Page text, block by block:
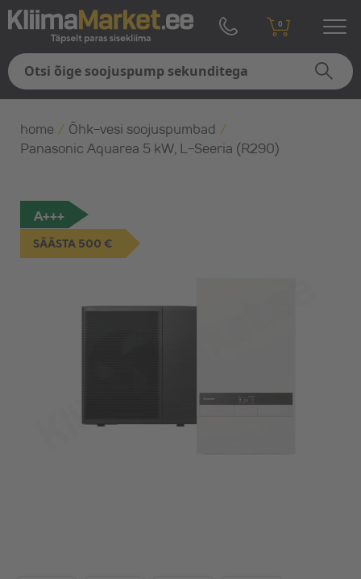
0
home / Õhk-vesi soojuspumbad /
Panasonic Aquarea 5 kW, L-Seeria (R290)
A+++
SÄÄSTA 500 €